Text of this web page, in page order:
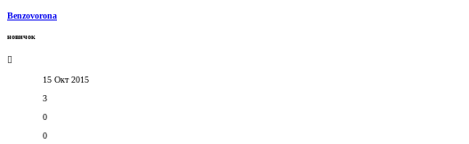
Benzovorona
новичок
15 Окт 2015
3
0
0